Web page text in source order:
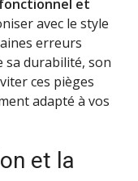
fonctionnel et
avec le style
erreurs
durabilité, son
ces pièges
adapté à vos
et la